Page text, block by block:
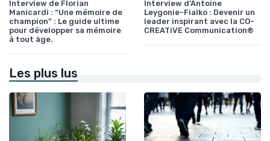
Interview de Florian
Manicardi : “Une mémoire de
champion” : Le guide ultime
pour développer sa mémoire
à tout âge.
Interview d'Antoine
Leygonie-Fialko : Devenir un
leader inspirant avec la CO-
CREATiVE Communication®
Les plus lus